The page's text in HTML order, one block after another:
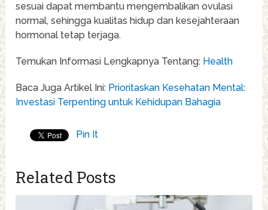
sesuai dapat membantu mengembalikan ovulasi
normal, sehingga kualitas hidup dan kesejahteraan
hormonal tetap terjaga.
Temukan Informasi Lengkapnya Tentang: Health
Baca Juga Artikel Ini: Prioritaskan Kesehatan Mental:
Investasi Terpenting untuk Kehidupan Bahagia
Pin It
Related Posts